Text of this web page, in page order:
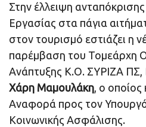
Στην έλλειψη
Εργασίας στα πάγια
στον τουρισμό εστιάζει η
παρέμβαση του Τομεάρχη
Ανάπτυξης Κ.Ο. ΣΥΡΙΖΑ ΠΣ,
Χάρη Μαμουλάκη, ο οποίος
Αναφορά προς τον
Κοινωνικής Ασφάλισης.